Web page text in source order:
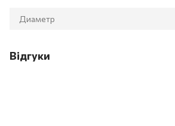
Диаметр
Відгуки